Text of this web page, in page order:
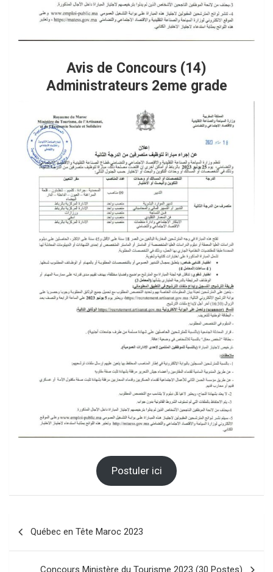
Avis de Concours (14)
Administrateurs 2eme grade
Postuler ici
l’article
Québec en Tête Maroc 2023
Concours Ministère du Tourisme 2023 (30 Postes)